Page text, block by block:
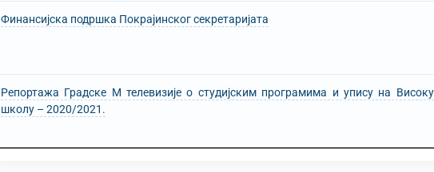
Финансијска подршка Покрајинског секретаријата
Репортажа Градске М телевизије о студијским програмима и упису на Високу
школу – 2020/2021.